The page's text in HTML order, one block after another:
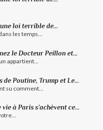
loi terrible de...
les temps...
le Docteur Peillon et...
appartient...
de Poutine, Trump et Le...
su comment...
à Paris s’achèvent ce...